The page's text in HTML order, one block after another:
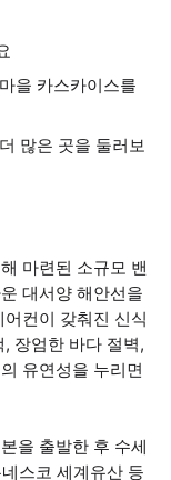
을 카스카이스를
많은 곳을 둘러보
마련된 소규모 밴
대서양 해안선을
컨이 갖춰진 신식
장엄한 바다 절벽,
유연성을 누리면
을 출발한 후 수세
스코 세계유산 등